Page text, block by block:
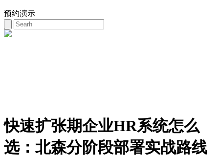
预约演示
快速扩张期企业HR系统怎么
选：北森分阶段部署实战路线